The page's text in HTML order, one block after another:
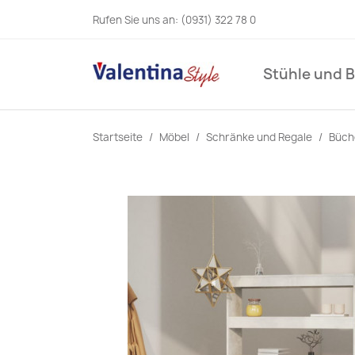
Rufen Sie uns an: (0931) 322 78 0
Stühle und
Startseite Möbel Schränke und Regale